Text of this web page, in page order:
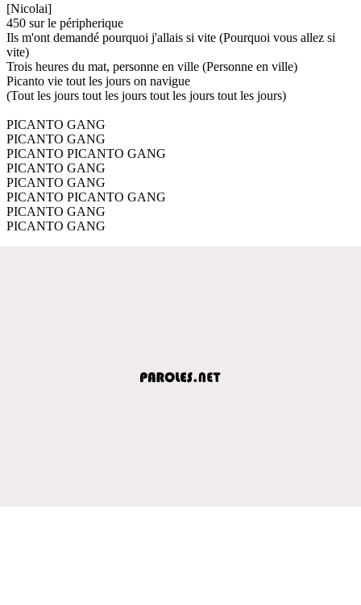
[Nicolai]
450 sur le péripherique
Ils m'ont demandé pourquoi j'allais si vite (Pourquoi vous allez si
vite)
Trois heures du mat, personne en ville (Personne en ville)
Picanto vie tout les jours on navigue
(Tout les jours tout les jours tout les jours tout les jours)
PICANTO GANG
PICANTO GANG
PICANTO PICANTO GANG
PICANTO GANG
PICANTO GANG
PICANTO PICANTO GANG
PICANTO GANG
PICANTO GANG